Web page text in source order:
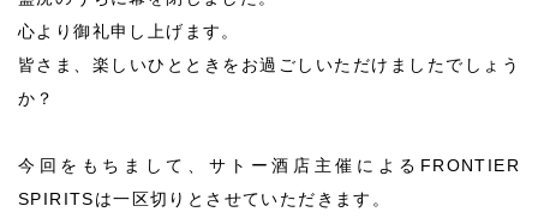
心より御礼申し上げます。
皆さま、楽しいひとときをお過ごしいただけましたでしょう
か？
今回をもちまして、サトー酒店主催によるFRONTIER
SPIRITSは一区切りとさせていただきます。